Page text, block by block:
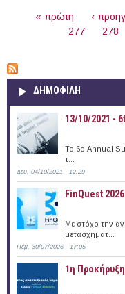
« πρώτη ‹
277
278
ΔΗΜΟΦΙΛΗ
13/10/2021 -
To 6ο Annual
τ...
Δευ, 04/10/2021 - 12:29
FinQuest 2026
Με στόχο την
μετασχηματ...
Πέμ, 30/07/2026 - 17:05
1η